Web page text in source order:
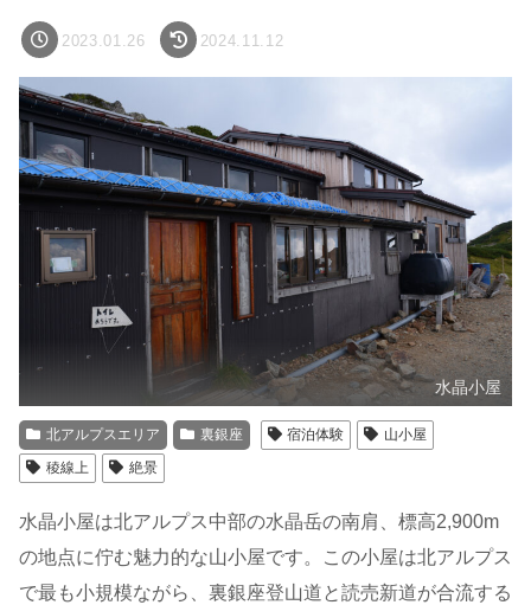
2023.01.26 2024.11.12
水晶小屋
北アルプスエリア 裏銀座 宿泊体験
山小屋
稜線上
絶景
水晶小屋は北アルプス中部の水晶岳の南肩、標高2,900m
の地点に佇む魅力的な山小屋です。この小屋は北アルプス
で最も小規模ながら、裏銀座登山道と読売新道が合流する